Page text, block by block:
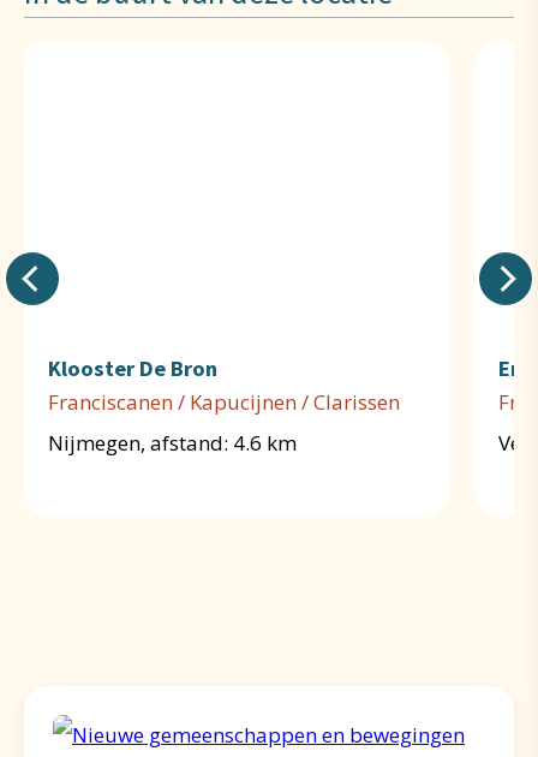
Klooster De Bron
Franciscanen / Kapucijnen / Clarissen
Nijmegen, afstand: 4.6 km